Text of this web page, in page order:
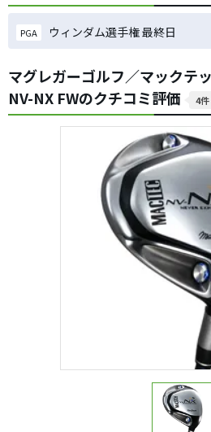
PGA ウィンダム選手権 最終日
マグレガーゴルフ／マックテ
NV-NX FWのクチコミ評価
4件